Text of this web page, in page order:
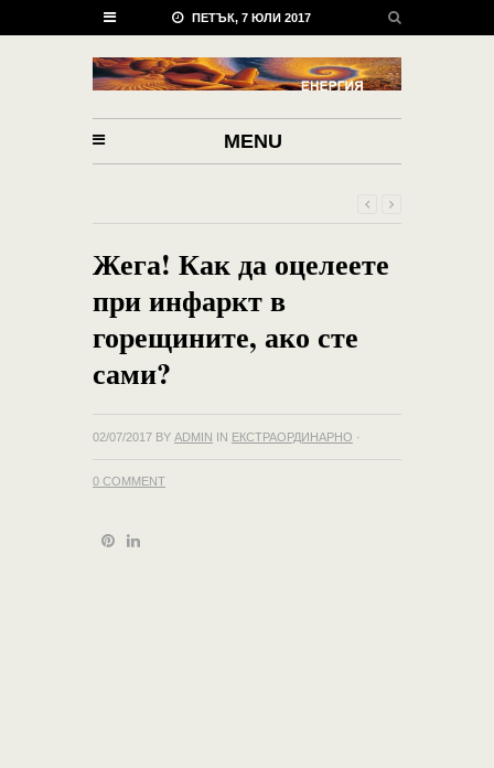
ПЕТЪК, 7 ЮЛИ 2017
MENU
Жега! Как да оцелеете
при инфаркт в
горещините, ако сте
сами?
02/07/2017 BY ADMIN IN ЕКСТРАОРДИНАРНО ·
0 COMMENT